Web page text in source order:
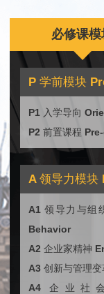
必修课模
P 学前模块
P1 入学导向
P2 前置课程
A 领导力模块
A1 领导力与组
Behavior
A2 企业家精神
A3 创新与管理
A4 企业社